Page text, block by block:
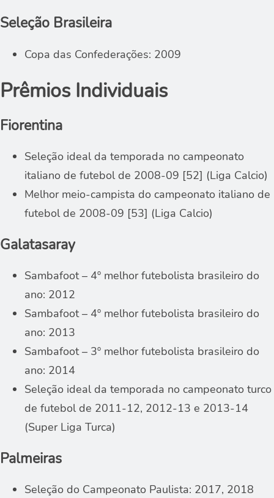
Seleção Brasileira
Copa das Confederações: 2009
Prêmios Individuais
Fiorentina
Seleção ideal da temporada no campeonato
italiano de futebol de 2008-09 [52] (Liga Calcio)
Melhor meio-campista do campeonato italiano de
futebol de 2008-09 [53] (Liga Calcio)
Galatasaray
Sambafoot – 4º melhor futebolista brasileiro do
ano: 2012
Sambafoot – 4º melhor futebolista brasileiro do
ano: 2013
Sambafoot – 3º melhor futebolista brasileiro do
ano: 2014
Seleção ideal da temporada no campeonato turco
de futebol de 2011-12, 2012-13 e 2013-14
(Super Liga Turca)
Palmeiras
Seleção do Campeonato Paulista: 2017, 2018